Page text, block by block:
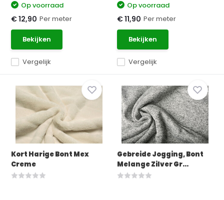
Vergelijk
Op voorraad
€ 12,90 Per meter
Bekijken
Vergelijk
Op voorraad
€ 11,90 Per meter
Bekijken
Kort Harige Bont Mex
Creme
Gebreide Jogging, Bont
Melange Zilver Gr...